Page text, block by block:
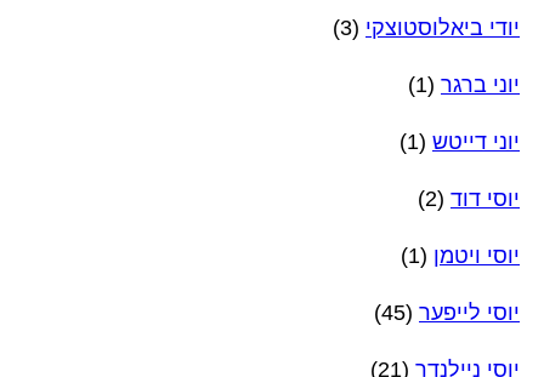
יודי ביאלוסטוצקי (3)
יוני ברגר (1)
יוני דייטש (1)
יוסי דוד (2)
יוסי ויטמן (1)
יוסי לייפער (45)
יוסי ניילנדר (21)